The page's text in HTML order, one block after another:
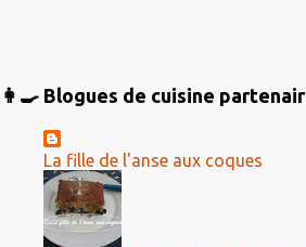
👩‍🍳 Blogues de cuisine
La fille de l'anse aux coques